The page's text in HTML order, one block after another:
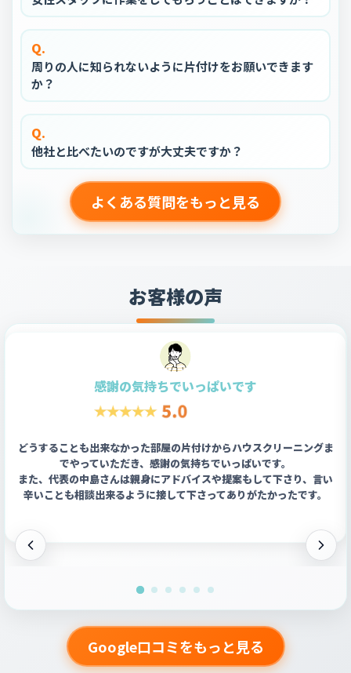
Q.
周りの人に知られないように片付けをお願いできます
か？
Q.
他社と比べたいのですが大丈夫ですか？
よくある質問をもっと見る
お客様の声
感謝の気持ちでいっぱいです
どうすることも出来なかった部屋の片付けからハウスクリーニングま
でやっていただき、感謝の気持ちでいっぱいです。
また、代表の中島さんは親身にアドバイスや提案もして下さり、言い
辛いことも相談出来るように接して下さってありがたかったです。
Google口コミをもっと見る